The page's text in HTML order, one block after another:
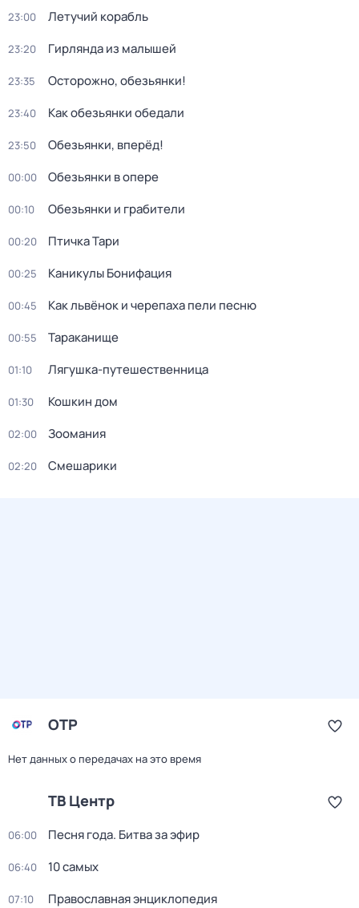
23:00 Летучий корабль
23:20 Гирлянда из малышей
23:35 Осторожно, обезьянки!
23:40 Как обезьянки обедали
23:50 Обезьянки, вперёд!
00:00 Обезьянки в опере
00:10 Обезьянки и грабители
00:20 Птичка Тари
00:25 Каникулы Бонифация
00:45 Как львёнок и черепаха пели песню
00:55 Тараканище
01:10 Лягушка-путешественница
01:30 Кошкин дом
02:00 Зоомания
02:20 Смешарики
ОТР
Нет данных о передачах на это время
ТВ Центр
06:00 Песня года. Битва за эфир
06:40 10 самых
07:10 Православная энциклопедия